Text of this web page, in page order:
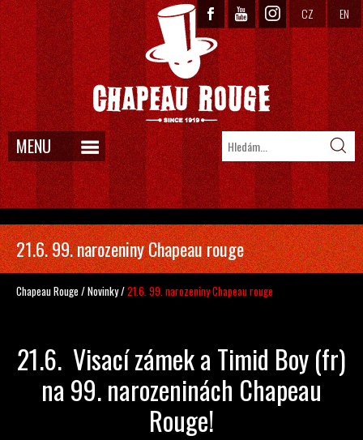
CZ EN
MENU
21.6. 99. narozeniny Chapeau rouge
Chapeau Rouge /Novinky/21.6. 99. narozeniny Chapeau rouge
21.6. Visací zámek a Timid Boy (fr)
na 99. narozeninách Chapeau
Rouge!